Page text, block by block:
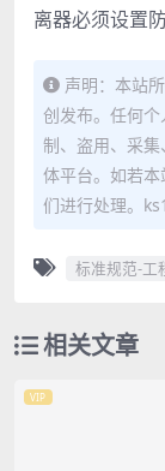
离器必须设置
声明：本站
创发布。任何
制、盗用、采
体平台。如若
们进行处理。
标准规范-工
相关文章
VIP